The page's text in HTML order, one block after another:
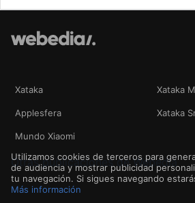
Xataka Xataka
Applesfera Xataka
Mundo Xiaomi
Otras publicaciones de Webedia
Utilizamos cookies de terceros para
de audiencia y mostrar publicidad
tu navegación. Si sigues navegando
Más información